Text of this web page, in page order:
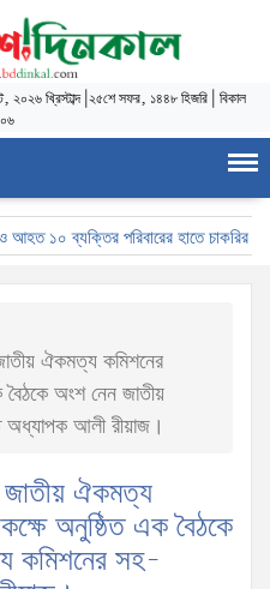
খ্রিস্টাব্দ| ২৫শে সফর, ১৪৪৮ হিজরি বিকাল
১০ ব্যক্তির পরিবারের হাতে চাকরির
ঐকমত্য কমিশনের
বৈঠকে অংশ নেন জাতীয়
আলী রীয়াজ।
জাতীয় ঐকমত্য
অনুষ্ঠিত এক বৈঠকে
কমিশনের সহ-